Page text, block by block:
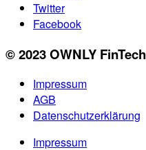
Twitter
Facebook
© 2023 OWNLY
Impressum
AGB
Datenschutzerklärung
Impressum